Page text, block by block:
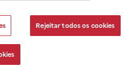
Rejeitar todos os cookies